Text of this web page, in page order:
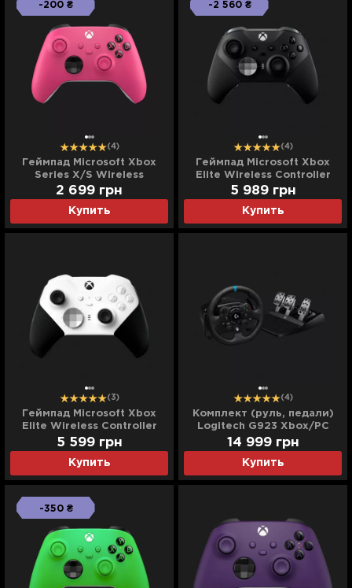
-200 ₴
(4)
Геймпад Microsoft Xbox
Series X/S Wireless
Controller (Deep Pink)
Купить
2 699 грн
-2 560 ₴
(4)
Геймпад Microsoft Xbox
Elite Wireless Controller
Series 2 (Black)
Купить
5 989 грн
(3)
Геймпад Microsoft Xbox
Elite Wireless Controller
Series 2 Core (White)
Купить
5 599 грн
(4)
Комплект (руль, педали)
Logitech G923 Xbox/PC
(EU)
Купить
14 999 грн
-350 ₴